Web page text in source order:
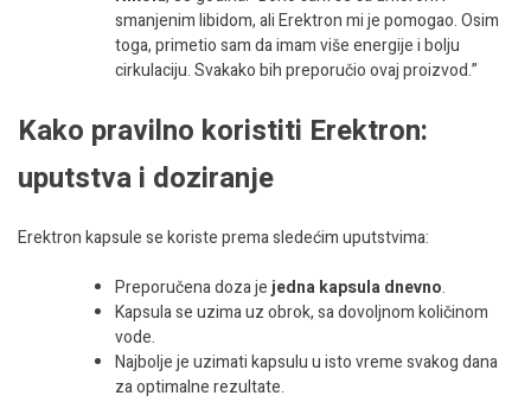
smanjenim libidom, ali Erektron mi je pomogao. Osim
toga, primetio sam da imam više energije i bolju
cirkulaciju. Svakako bih preporučio ovaj proizvod.”
Kako pravilno koristiti Erektron:
uputstva i doziranje
Erektron kapsule se koriste prema sledećim uputstvima:
Preporučena doza jejedna kapsula dnevno.
Kapsula se uzima uz obrok, sa dovoljnom količinom
vode.
Najbolje je uzimati kapsulu u isto vreme svakog dana
za optimalne rezultate.